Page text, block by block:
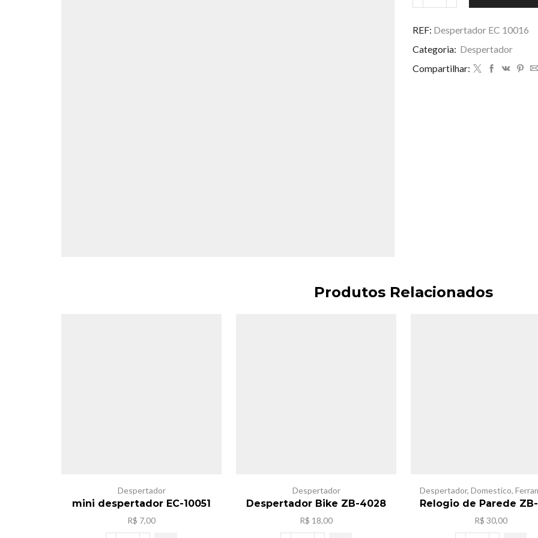
R$ 20,00.R$
2018
2003
REF: Despertador EC 10016
Categoria: Despertador
Compartilhar:
Produtos Relacionados
Despertador
mini despertador EC-10051
R$ 7,00
Despertador
Despertador Bike ZB-4028
R$ 18,00
Despertador, Domestico,
Relogio de Parede
R$ 30,00